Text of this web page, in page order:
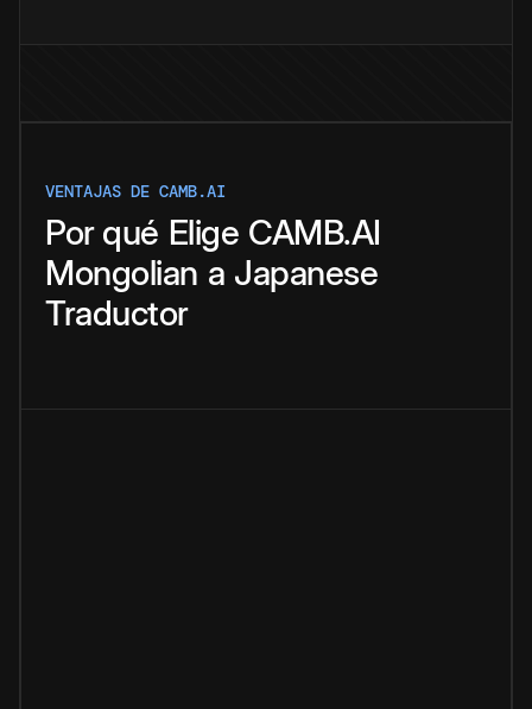
VENTAJAS DE CAMB.AI
Por qué Elige CAMB.AI
Mongolian a Japanese
Traductor